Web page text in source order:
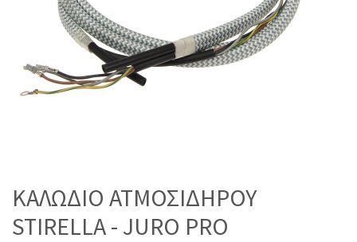
ΚΑΛΩΔΙΟ ΑΤΜΟΣΙΔΗΡΟΥ
STIRELLA - JURO PRO